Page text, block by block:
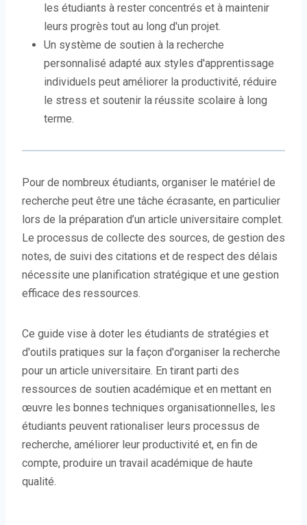
les étudiants à rester concentrés et à maintenir
leurs progrès tout au long d'un projet.
Un système de soutien à la recherche
personnalisé adapté aux styles d'apprentissage
individuels peut améliorer la productivité, réduire
le stress et soutenir la réussite scolaire à long
terme.
Pour de nombreux étudiants, organiser le matériel de
recherche peut être une tâche écrasante, en particulier
lors de la préparation d’un article universitaire complet.
Le processus de collecte des sources, de gestion des
notes, de suivi des citations et de respect des délais
nécessite une planification stratégique et une gestion
efficace des ressources.
Ce guide vise à doter les étudiants de stratégies et
d'outils pratiques sur la façon d'organiser la recherche
pour un article universitaire. En tirant parti des
ressources de soutien académique et en mettant en
œuvre les bonnes techniques organisationnelles, les
étudiants peuvent rationaliser leurs processus de
recherche, améliorer leur productivité et, en fin de
compte, produire un travail académique de haute
qualité.